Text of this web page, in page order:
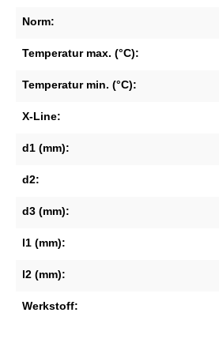
Norm:
Temperatur max. (°C):
Temperatur min. (°C):
X-Line:
d1 (mm):
d2:
d3 (mm):
l1 (mm):
l2 (mm):
Werkstoff: